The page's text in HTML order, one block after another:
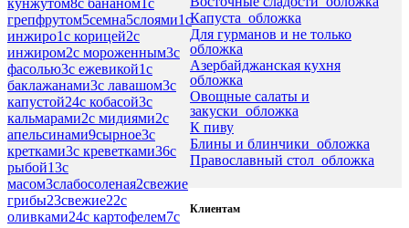
кунжутом8с бананом1с
грепфрутом5семна5слоями1с
инжиро1с корицей2с
инжиром2с мороженным3с
фасолью3с ежевикой1с
баклажанами3с лавашом3с
капустой24с кобасой3с
кальмарами2с мидиями2с
апельсинами9сырное3с
кретками3с креветками36с
рыбой13с
масом3слабосоленая2свежие
грибы23свежие22с
оливками24с картофелем7с
Капуста_обложка
Для гурманов и не только
обложка
Азербайджанская кухня
обложка
Овощные салаты и
закуски_обложка
К пиву
Блины и блинчики_обложка
Православный стол_обложка
Клиентам